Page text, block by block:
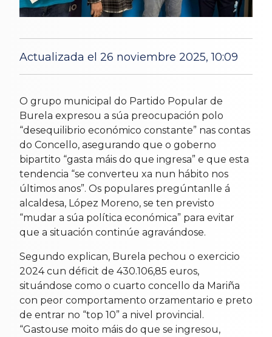
Actualizada el 26 noviembre 2025, 10:09
5 Nov 2025
O grupo municipal do Partido Popular de
Burela expresou a súa preocupación polo
“desequilibrio económico constante” nas contas
do Concello, asegurando que o goberno
bipartito “gasta máis do que ingresa” e que esta
tendencia “se converteu xa nun hábito nos
últimos anos”. Os populares pregúntanlle á
alcaldesa, López Moreno, se ten previsto
“mudar a súa política económica” para evitar
que a situación continúe agravándose.
Segundo explican, Burela pechou o exercicio
2024 cun déficit de 430.106,85 euros,
situándose como o cuarto concello da Mariña
con peor comportamento orzamentario e preto
de entrar no “top 10” a nivel provincial.
“Gastouse moito máis do que se ingresou,